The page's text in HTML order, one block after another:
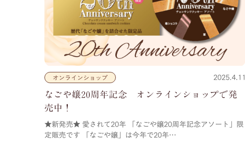
オンラインショップ 2025.4.11
なごや嬢20周年記念 オンラインショップで発
売中！
★新発売★ 愛されて20年 「なごや嬢20周年記念アソート」限
定販売です 「なごや嬢」は今年で20年…